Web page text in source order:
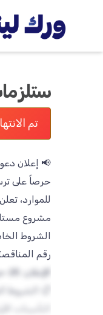
تم
حرصاً على
مشروع
تاريخ